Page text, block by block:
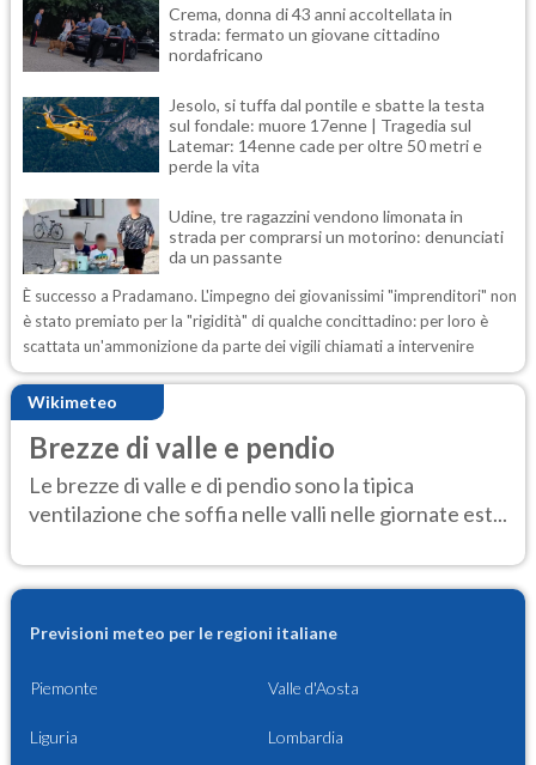
Crema, donna di 43 anni accoltellata in
strada: fermato un giovane cittadino
nordafricano
Jesolo, si tuffa dal pontile e sbatte la testa
sul fondale: muore 17enne | Tragedia sul
Latemar: 14enne cade per oltre 50 metri e
perde la vita
Udine, tre ragazzini vendono limonata in
strada per comprarsi un motorino: denunciati
da un passante
È successo a Pradamano. L'impegno dei giovanissimi "imprenditori" non
è stato premiato per la "rigidità" di qualche concittadino: per loro è
scattata un'ammonizione da parte dei vigili chiamati a intervenire
Wikimeteo
Brezze di valle e pendio
Le brezze di valle e di pendio sono la tipica
ventilazione che soffia nelle valli nelle giornate est...
Previsioni meteo per le regioni italiane
Piemonte Valle d'Aosta
Liguria Lombardia